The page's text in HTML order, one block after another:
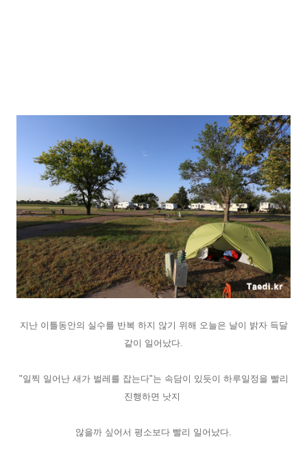
지난 이틀동안의 실수를 반복 하지 않기 위해 오늘은 날이 밝자 득달
같이 일어났다.
"일찍 일어난 새가 벌레를 잡는다"는 속담이 있듯이 하루일정을 빨리
진행하면 낫지
않을까 싶어서 평소보다 빨리 일어났다.